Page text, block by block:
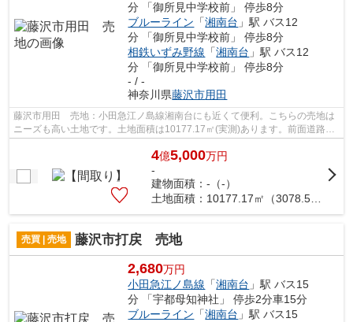
分 「御所見中学校前」 停歩8分
ブルーライン 「湘南台 」駅 バス12
分 「御所見中学校前」 停歩8分
相鉄いずみ野線 「湘南台 」駅 バス12
分 「御所見中学校前」 停歩8分
- / -
神奈川県藤沢市用田
藤沢市用田 売地：小田急江ノ島線湘南台にも近くて便利。こちらの売地は
ニーズも高い土地です。土地面積は10177.17㎡(実測)あります。前面道路6m
4億5,000万円
-
建物面積：-（-）
売買 | 売地 藤沢市打戻 売地
2,680万円
小田急江ノ島線 「湘南台 」駅 バス15
分 「宇都母知神社」 停歩2分車15分
ブルーライン 「湘南台 」駅 バス15